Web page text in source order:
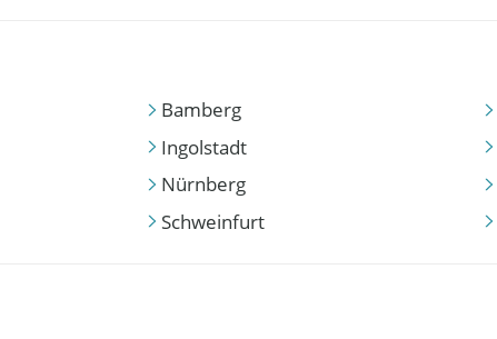
Bamberg
Ingolstadt
Nürnberg
Schweinfurt